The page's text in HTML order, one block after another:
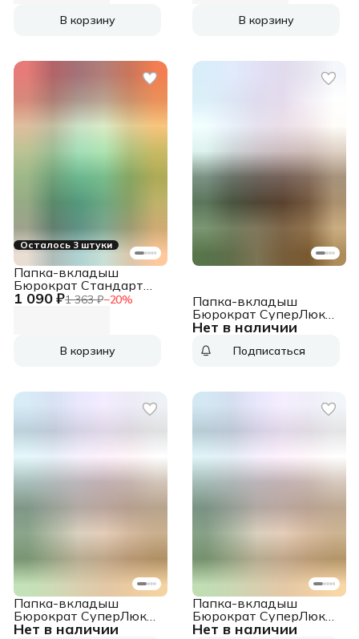
В корзину В корзину
Осталось 3 штуки
1 090 ₽1 363 ₽−20%
Папка-вкладыш
Бюрократ Стандарт
013BB10 глянцевые
В корзину
Нет в наличии
Папка-вкладыш
Бюрократ СуперЛюкс
-100T/25 тисненые
(упак.:25шт)Подписаться
Нет в наличии
Папка-вкладыш
Бюрократ СуперЛюкс
-100G/25 глянцевые
Нет в наличии
Папка-вкладыш
Бюрократ СуперЛюкс
-080G/25 глянцевые